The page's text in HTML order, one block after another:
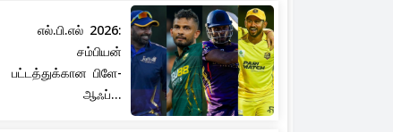
எல்.பி.எல் 2026:
சம்பியன்
பட்டத்துக்கான பிளே-
ஆஃப்...